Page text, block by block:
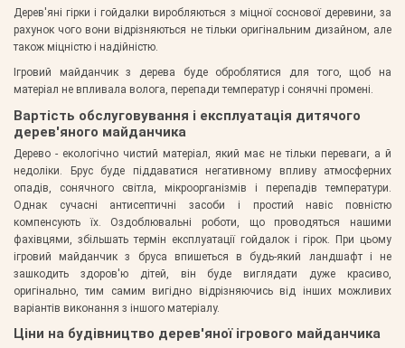
Дерев'яні гірки і гойдалки виробляються з міцної соснової деревини, за
рахунок чого вони відрізняються не тільки оригінальним дизайном, але
також міцністю і надійністю.
Ігровий майданчик з дерева буде оброблятися для того, щоб на
матеріал не впливала волога, перепади температур і сонячні промені.
Вартість обслуговування і експлуатація дитячого
дерев'яного майданчика
Дерево - екологічно чистий матеріал, який має не тільки переваги, а й
недоліки. Брус буде піддаватися негативному впливу атмосферних
опадів, сонячного світла, мікроорганізмів і перепадів температури.
Однак сучасні антисептичні засоби і простий навіс повністю
компенсують їх. Оздоблювальні роботи, що проводяться нашими
фахівцями, збільшать термін експлуатації гойдалок і гірок. При цьому
ігровий майданчик з бруса впишеться в будь-який ландшафт і не
зашкодить здоров'ю дітей, він буде виглядати дуже красиво,
оригінально, тим самим вигідно відрізняючись від інших можливих
варіантів виконання з іншого матеріалу.
Ціни на будівництво дерев'яної ігрового майданчика